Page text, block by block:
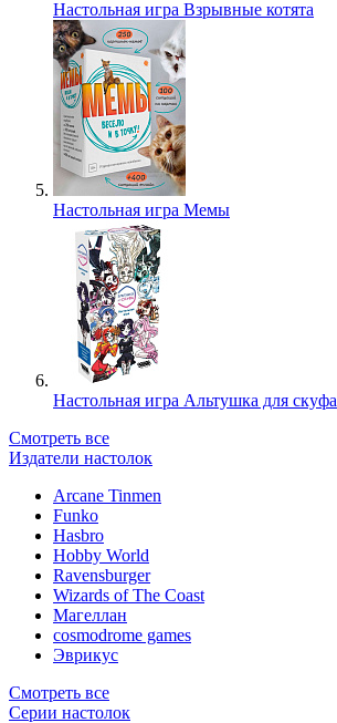
Настольная игра Взрывные котята
Настольная игра Мемы
Настольная игра Альтушка для скуфа
Смотреть все
Издатели настолок
Arcane Tinmen
Funko
Hasbro
Hobby World
Ravensburger
Wizards of The Coast
Магеллан
сosmodrome games
Эврикус
Смотреть все
Серии настолок